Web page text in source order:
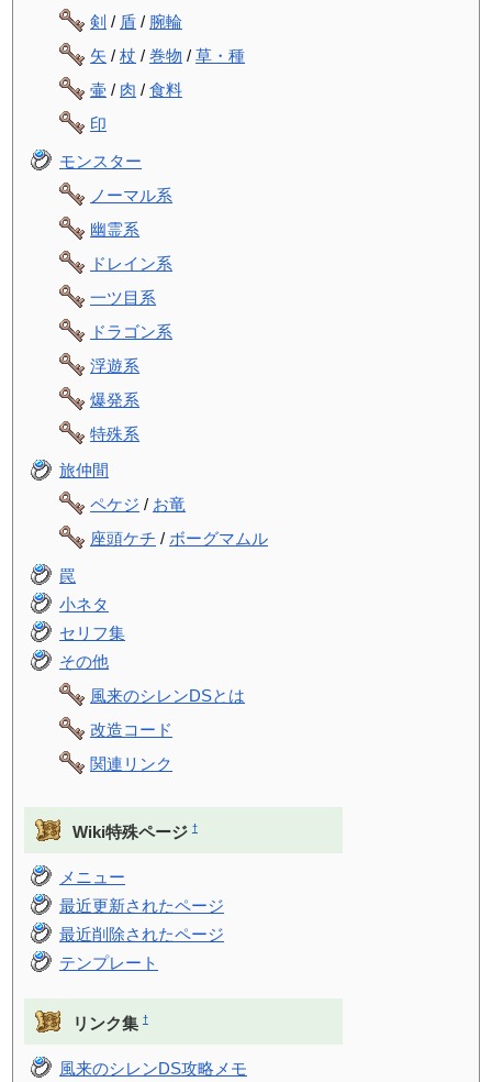
剣 / 盾 / 腕輪
矢 /杖 /巻物 /草・種
壷 / 肉 /食料
印
モンスター
ノーマル系
幽霊系
ドレイン系
一ツ目系
ドラゴン系
浮遊系
爆発系
特殊系
旅仲間
ペケジ / お竜
座頭ケチ / ボーグマムル
罠
小ネタ
セリフ集
その他
風来のシレンDSとは
改造コード
関連リンク
Wiki特殊ページ †
メニュー
最近更新されたページ
最近削除されたページ
テンプレート
リンク集 †
風来のシレンDS攻略メモ